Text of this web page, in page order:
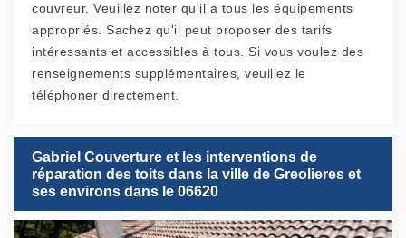
couvreur. Veuillez noter qu'il a tous les équipements
appropriés. Sachez qu'il peut proposer des tarifs
intéressants et accessibles à tous. Si vous voulez des
renseignements supplémentaires, veuillez le
téléphoner directement.
Gabriel Couverture et les interventions de
réparation des toits dans la ville de Greolieres et
ses environs dans le 06620